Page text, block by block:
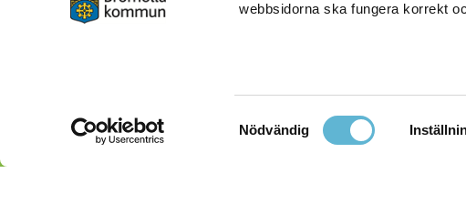
webbsidorna ska fungera korrekt
Samtyckesval
Nödvändig